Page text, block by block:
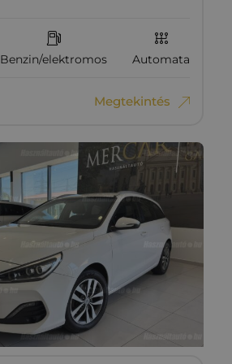
Benzin/elektromos Automata
Megtekintés